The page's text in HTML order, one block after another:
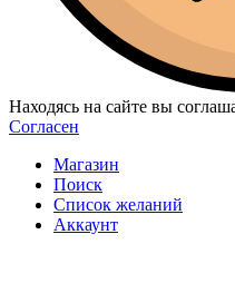
Находясь на сайте вы
Согласен
Магазин
Поиск
Список желаний
Аккаунт